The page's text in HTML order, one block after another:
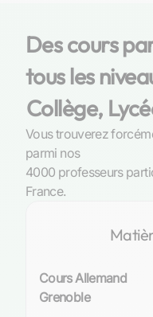
Grenoble, ville
regorge
enseignement
Avec ses universités
langues
un bastion de
France. Les
multitude de
ambitions, qu’il
ou simplement pour
Les opportunités
universitaires
Des cours
tous les
Collège,
Vous trouverez
parmi nos
4000 professeurs
France.
Cours Allemand
Grenoble